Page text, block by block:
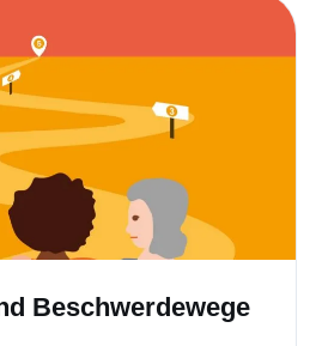
Beschwerdewege